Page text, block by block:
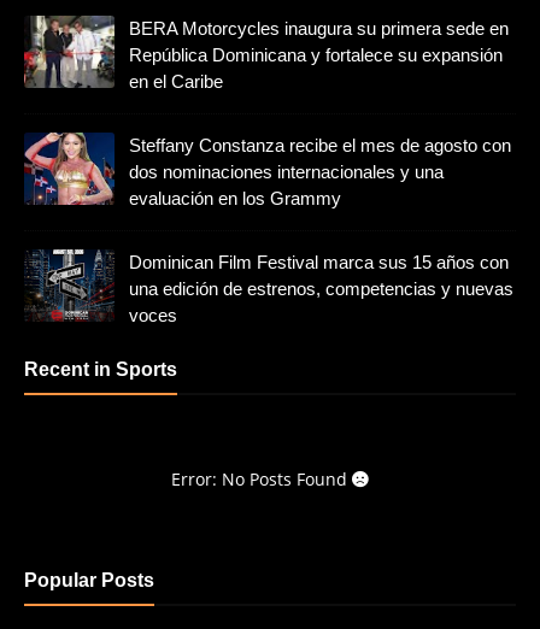
BERA Motorcycles inaugura su primera sede en
República Dominicana y fortalece su expansión
en el Caribe
Steffany Constanza recibe el mes de agosto con
dos nominaciones internacionales y una
evaluación en los Grammy
Dominican Film Festival marca sus 15 años con
una edición de estrenos, competencias y nuevas
voces
Recent in Sports
Error: No Posts Found
Popular Posts